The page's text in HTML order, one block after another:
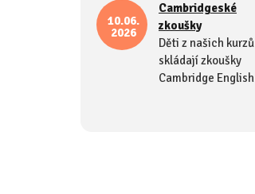
10.06.
2026
Cambridgeské
zkoušky
Děti z našich kurzů
skládají zkoušky
Cambridge English